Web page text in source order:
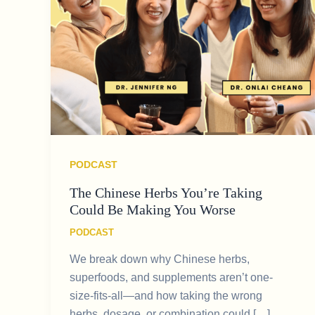
PODCAST
The Chinese Herbs You’re Taking
Could Be Making You Worse
PODCAST
We break down why Chinese herbs,
superfoods, and supplements aren’t one-
size-fits-all—and how taking the wrong